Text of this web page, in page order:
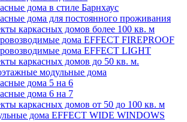
дома в стиле Барнхаус
дома для постоянного проживания
каркасных домов более 100 кв. м
дома EFFECT FIREPROOF
дома EFFECT LIGHT
каркасных домов до 50 кв. м.
модульные дома
дома 5 на 6
дома 6 на 7
каркасных домов от 50 до 100 кв. м
дома EFFECT WIDE WINDOWS